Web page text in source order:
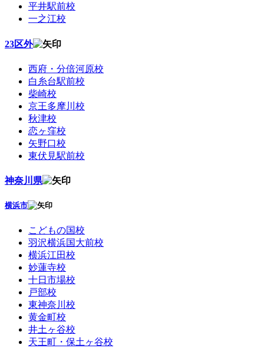
平井駅前校
一之江校
23区外
西府・分倍河原校
白糸台駅前校
柴崎校
京王多摩川校
秋津校
恋ヶ窪校
矢野口校
東伏見駅前校
神奈川県
横浜市
こどもの国校
羽沢横浜国大前校
横浜江田校
妙蓮寺校
十日市場校
戸部校
東神奈川校
黄金町校
井土ヶ谷校
天王町・保土ヶ谷校